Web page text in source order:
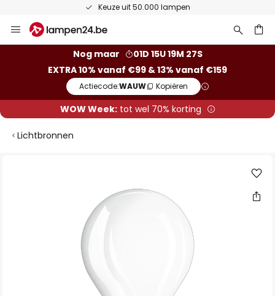
Keuze uit 50.000 lampen
naar
Nog maar
01D 15U 19M 26S
EXTRA 10% vanaf €99 & 13% vanaf €159
Actiecode:WAUW Kopiëren
WOW Week:tot wel 70% korting
Lichtbronnen